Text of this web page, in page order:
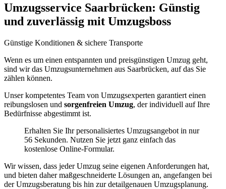
Umzugsservice Saarbrücken: Günstig
und zuverlässig mit Umzugsboss
Günstige Konditionen & sichere Transporte
Wenn es um einen entspannten und preisgünstigen Umzug geht,
sind wir das Umzugsunternehmen aus Saarbrücken, auf das Sie
zählen können.
Unser kompetentes Team von Umzugsexperten garantiert einen
reibungslosen und sorgenfreien Umzug, der individuell auf Ihre
Bedürfnisse abgestimmt ist.
Erhalten Sie Ihr personalisiertes Umzugsangebot in nur
56 Sekunden. Nutzen Sie jetzt ganz einfach das
kostenlose Online-Formular.
Wir wissen, dass jeder Umzug seine eigenen Anforderungen hat,
und bieten daher maßgeschneiderte Lösungen an, angefangen bei
der Umzugsberatung bis hin zur detailgenauen Umzugsplanung.